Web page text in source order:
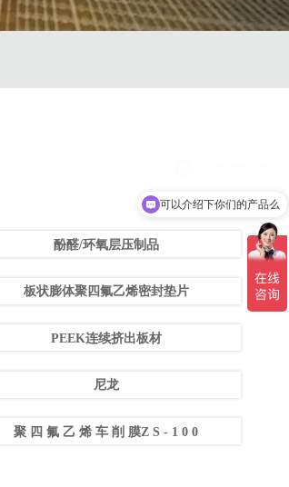
酚醛/环氧层压制品
板状膨体聚四氟乙烯密封垫片
PEEK连续挤出板材
尼龙
聚 四 氟 乙 烯 车 削 膜Z S - 1 0 0
可以介绍下你们的产品么